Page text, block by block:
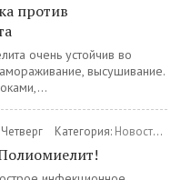
против
очень устойчив во
высушивание.
Категория: Новости /